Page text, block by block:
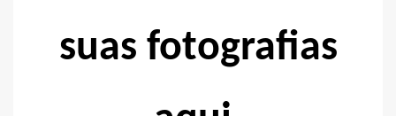
suas fotografias